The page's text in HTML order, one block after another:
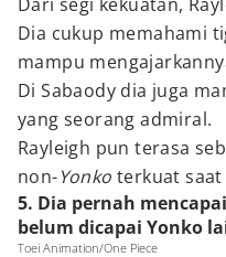
Dia cukup memahami
mampu
Di Sabaody dia juga
yang seorang admiral.
Rayleigh pun terasa
non-Yonkoterkuat saat
5. Dia pernah
belum dicapai Yonko
Toei Animation/One Piece